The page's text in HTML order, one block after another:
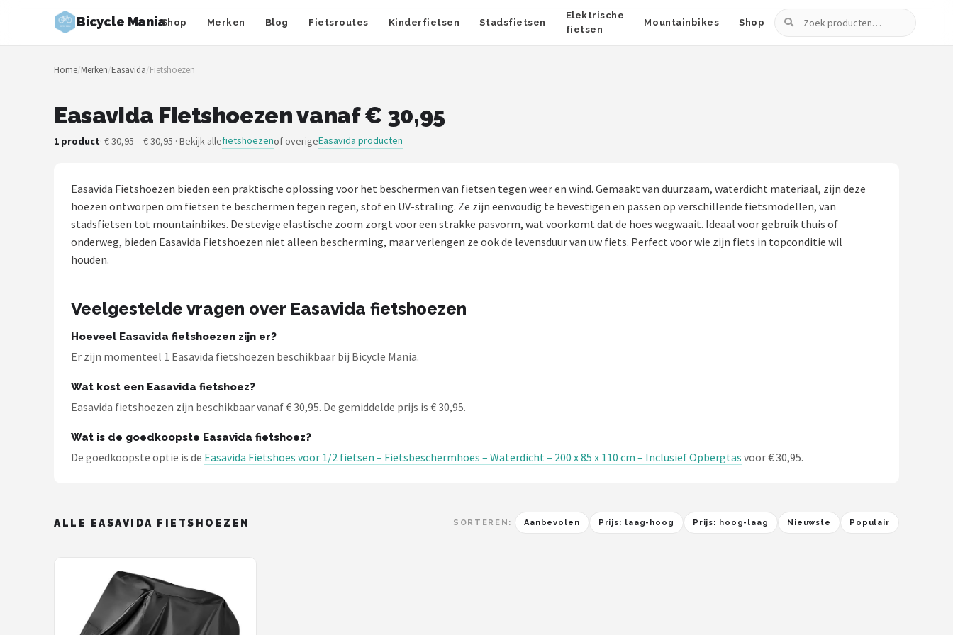
Bicycle ManiaShop Merken Blog Fietsroutes Kinderfietsen Stadsfietsen
Elektrische
fietsen
Mountainbikes Shop
Zoeken
Zoeken
NAVIGATIE
Merken
Fietsroutes
Kinderfietsen
Elektrische fietsen
Mountainbikes
POPULAIRE MERKEN
BBB Cycling
Home/Merken/Easavida/Fietshoezen
Easavida Fietshoezen vanaf € 30,95
1 product· € 30,95 – € 30,95 · Bekijk allefietshoezenof overigeEasavida producten
Easavida Fietshoezen bieden een praktische oplossing voor het beschermen van fietsen tegen weer en wind. Gemaakt van duurzaam, waterdicht materiaal, zijn deze
hoezen ontworpen om fietsen te beschermen tegen regen, stof en UV-straling. Ze zijn eenvoudig te bevestigen en passen op verschillende fietsmodellen, van
stadsfietsen tot mountainbikes. De stevige elastische zoom zorgt voor een strakke pasvorm, wat voorkomt dat de hoes wegwaait. Ideaal voor gebruik thuis of
onderweg, bieden Easavida Fietshoezen niet alleen bescherming, maar verlengen ze ook de levensduur van uw fiets. Perfect voor wie zijn fiets in topconditie wil
houden.
Veelgestelde vragen over Easavida fietshoezen
Hoeveel Easavida fietshoezen zijn er?
Er zijn momenteel 1 Easavida fietshoezen beschikbaar bij Bicycle Mania.
Wat kost een Easavida fietshoez?
Easavida fietshoezen zijn beschikbaar vanaf € 30,95. De gemiddelde prijs is € 30,95.
Wat is de goedkoopste Easavida fietshoez?
De goedkoopste optie is de Easavida Fietshoes voor 1/2 fietsen – Fietsbeschermhoes – Waterdicht – 200 x 85 x 110 cm – Inclusief Opbergtas voor € 30,95.
ALLE EASAVIDA FIETSHOEZEN SORTEREN: Aanbevolen Prijs: laag-hoog Prijs: hoog-laag Nieuwste Populair